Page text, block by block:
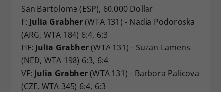
San Bartolome (ESP), 60.000 Dollar
F: Julia Grabher(WTA 131) - Nadia Podoroska
(ARG, WTA 184) 6:4, 6:3
HF: Julia Grabher(WTA 131) - Suzan Lamens
(NED, WTA 198) 6:3, 6:4
VF: Julia Grabher(WTA 131) - Barbora Palicova
(CZE, WTA 345) 6:4, 6:3